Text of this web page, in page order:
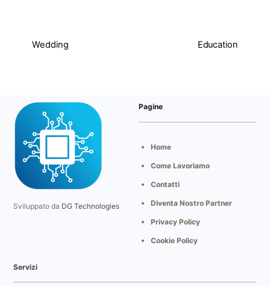
Wedding Education
Sviluppato da DG Technologies
Pagine
Home
Come Lavoriamo
Contatti
Diventa Nostro Partner
Privacy Policy
Cookie Policy
Servizi